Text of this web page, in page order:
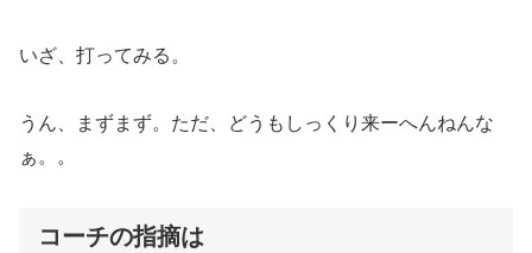
いざ、打ってみる。
うん、まずまず。ただ、どうもしっくり来ーへんねんな
ぁ。。
コーチの指摘は